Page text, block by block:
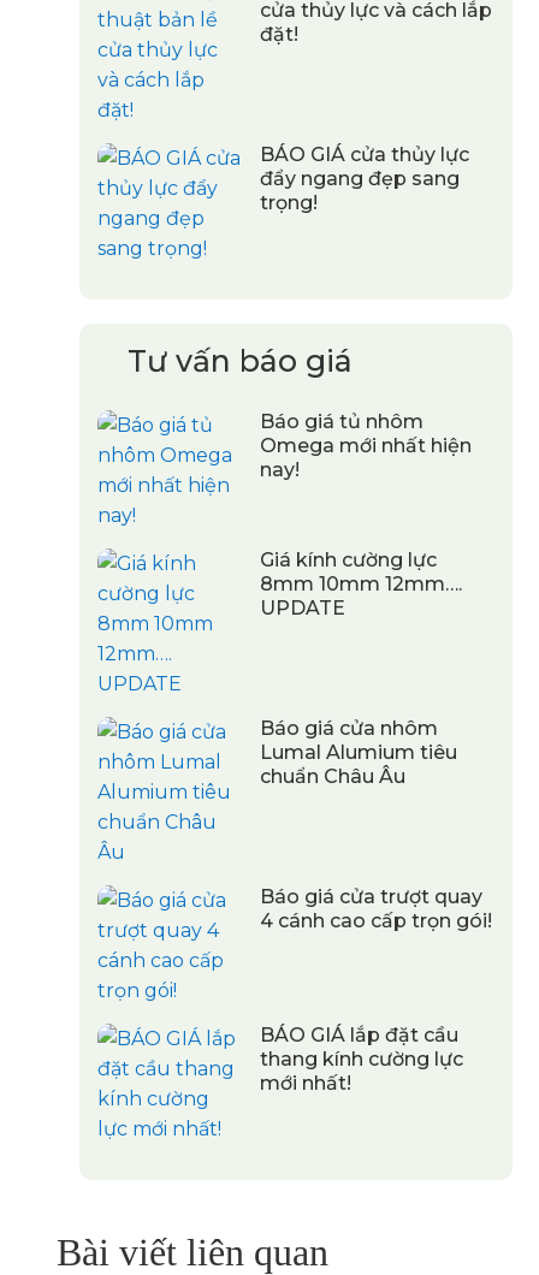
cửa thủy lực và cách lắp
đặt!
BÁO GIÁ cửa thủy lực
đẩy ngang đẹp sang
trọng!
Tư vấn báo giá
Báo giá tủ nhôm
Omega mới nhất hiện
nay!
Giá kính cường lực
8mm 10mm 12mm….
UPDATE
Báo giá cửa nhôm
Lumal Alumium tiêu
chuẩn Châu Âu
Báo giá cửa trượt quay
4 cánh cao cấp trọn gói!
BÁO GIÁ lắp đặt cầu
thang kính cường lực
mới nhất!
Bài viết liên quan